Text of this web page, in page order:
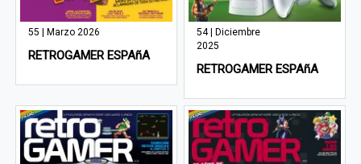
55 | Marzo 2026
RETROGAMER ESPAñA
54 | Diciembre
2025
RETROGAMER ESPAñA